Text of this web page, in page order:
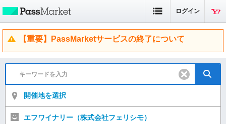
ログイン
【重要】PassMarketサービスの終了について
開催地を選択
エフワイナリー（株式会社フェリシモ）